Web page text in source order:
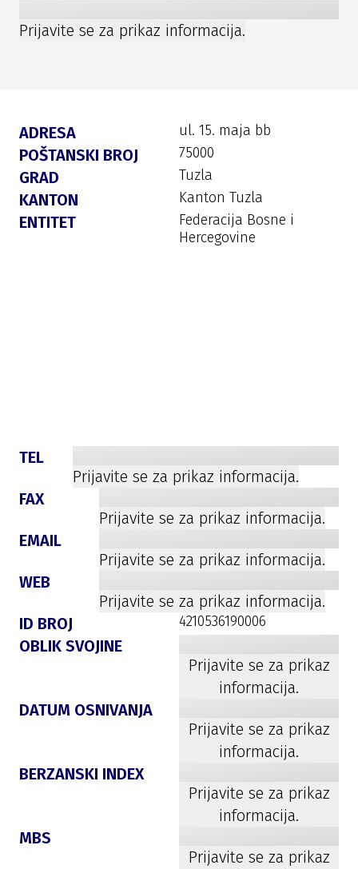
Prijavite se za prikaz informacija.
ADRESA ul. 15. maja bb
POŠTANSKI BROJ 75000
GRAD Tuzla
KANTON Kanton Tuzla
ENTITET
Federacija Bosne i
Hercegovine
TEL
Prijavite se za prikaz informacija.
FAX
Prijavite se za prikaz informacija.
EMAIL
Prijavite se za prikaz informacija.
WEB
Prijavite se za prikaz informacija.
ID BROJ
4210536190006
OBLIK SVOJINE
Prijavite se za prikaz
informacija.
DATUM OSNIVANJA
Prijavite se za prikaz
informacija.
BERZANSKI INDEX
Prijavite se za prikaz
informacija.
MBS
Prijavite se za prikaz